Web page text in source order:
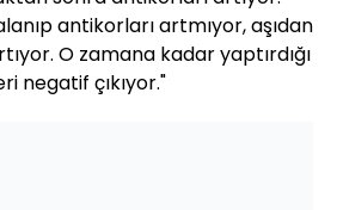
antikorları artmıyor, aşıdan
O zamana kadar yaptırdığı
negatif çıkıyor."